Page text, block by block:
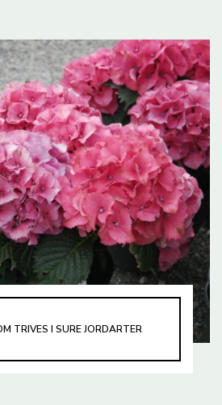
TRIVES I SURE JORDARTER